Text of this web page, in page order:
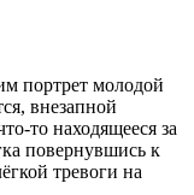
портрет молодой
внезапной
то находящееся за
повернувшись к
тревоги на